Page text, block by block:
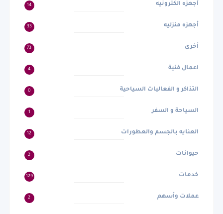
أجهزه الكترونيه 14
أجهزه منزليه 33
أخرى 73
اعمال فنية 4
التذاكر و الفعاليات السياحية 0
السياحة و السفر 1
العنايه بالجسم والعطورات 12
حيوانات 2
خدمات 129
عملات وأسهم 2